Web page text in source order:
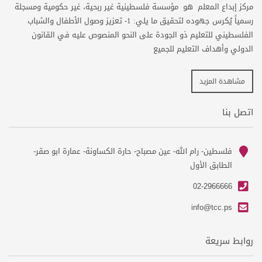
مركز إبداع المعلم هو مؤسسة فلسطينية غير ربحية، غير حكومية ومسجلة
رسمياً يُكرس جهوده لتحقيق ما يلي: 1- تعزيز وصول الأطفال والشباب
الفلسطيني للتعليم ذو الجودة على النحو المنصوص عليه في القانون
الدولي وأهداف التعليم للجميع
مشاهدة المزيد
اتصل بنا
فلسطين- رام الله- عين مصباح- حارة الكساونة- عمارة ابو صقر-
الطابق الأول
02-2966666
info@tcc.ps
روابط سريعة